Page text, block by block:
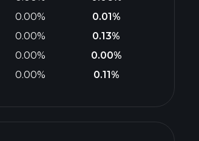
0.00%
0.01%
0.00%
0.13%
0.00%
0.00%
0.00% 0.11%